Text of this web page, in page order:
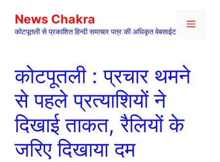
content
News Chakra
कोटपूतली से प्रकाशित हिन्दी समाचार पत्र की अधिकृत वेबसाईट
Menu
कोटपूतली : प्रचार थमने
से पहले प्रत्याशियों ने
दिखाई ताकत, रैलियों के
जरिए दिखाया दम